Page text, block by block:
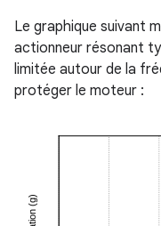
Le graphique suivant
actionneur résonant
limitée autour de la
protéger le moteur :